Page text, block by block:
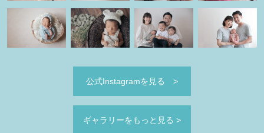
公式Instagramを見る >
ギャラリーをもっと見る >